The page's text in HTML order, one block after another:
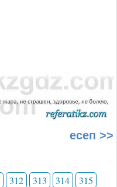
есеп >>
312 313 314
315